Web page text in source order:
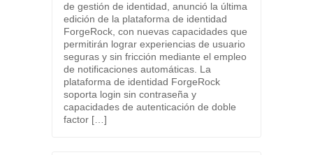
de gestión de identidad, anunció la última
edición de la plataforma de identidad
ForgeRock, con nuevas capacidades que
permitirán lograr experiencias de usuario
seguras y sin fricción mediante el empleo
de notificaciones automáticas. La
plataforma de identidad ForgeRock
soporta login sin contraseña y
capacidades de autenticación de doble
factor […]